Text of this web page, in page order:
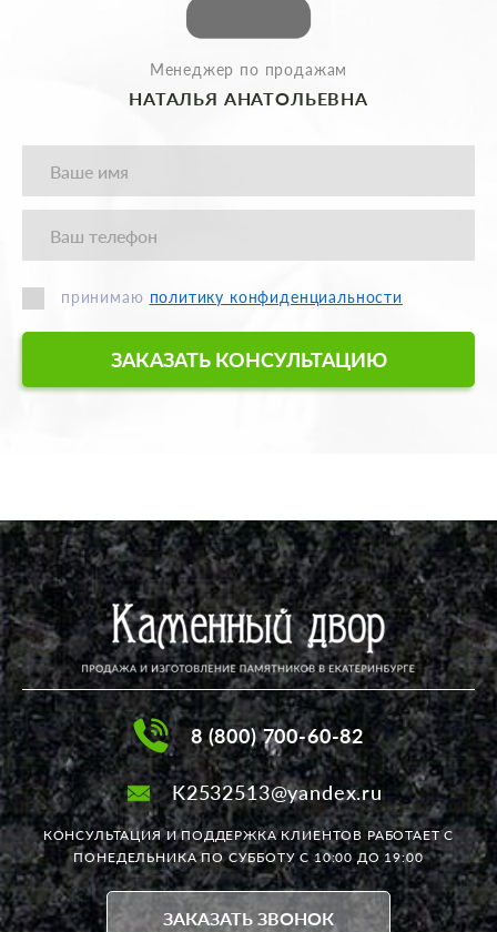
Менеджер по продажам
НАТАЛЬЯ АНАТОЛЬЕВНА
принимаю политику конфиденциальности
ЗАКАЗАТЬ КОНСУЛЬТАЦИЮ
8 (800) 700-60-82
K2532513@yandex.ru
КОНСУЛЬТАЦИЯ И ПОДДЕРЖКА КЛИЕНТОВ РАБОТАЕТС
ПОНЕДЕЛЬНИКА ПО СУББОТУ С 10:00 ДО 19:00
ЗАКАЗАТЬ ЗВОНОК